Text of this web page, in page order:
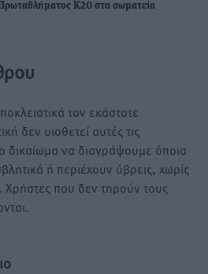
Κ20 στα σωματεία
τον εκάστοτε
δεν υιοθετεί αυτές τις
δικαίωμα να διαγράψουμε όποια
ή περιέχουν ύβρεις, χωρίς
Χρήστες που δεν τηρούν τους